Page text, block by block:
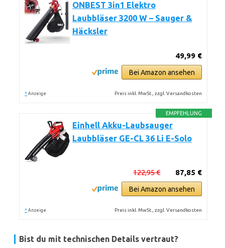
ONBEST 3in1 Elektro
Laubbläser 3200 W – Sauger &
Häcksler
49,99 €
Bei Amazon ansehen
* Anzeige Preis inkl. MwSt., zzgl. Versandkosten
EMPFEHLUNG
Einhell Akku-Laubsauger
Laubbläser GE-CL 36 Li E-Solo
87,85 €
122,95 €
Bei Amazon ansehen
* Anzeige Preis inkl. MwSt., zzgl. Versandkosten
Bist du mit technischen Details vertraut?